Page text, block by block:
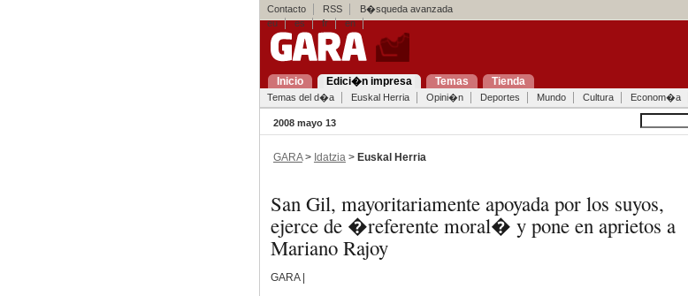
Contacto RSS B�squeda avanzada
eu
es fr en
Inicio Edici�n impresa Temas Tienda
Temas del d�a Euskal Herria Opini�n Deportes Mundo Cultura Econom�a
2008 mayo 13
GARA> Idatzia > Euskal Herria
San Gil, mayoritariamente apoyada por los suyos,
ejerce de �referente moral� y pone en aprietos a
Mariano Rajoy
GARA |